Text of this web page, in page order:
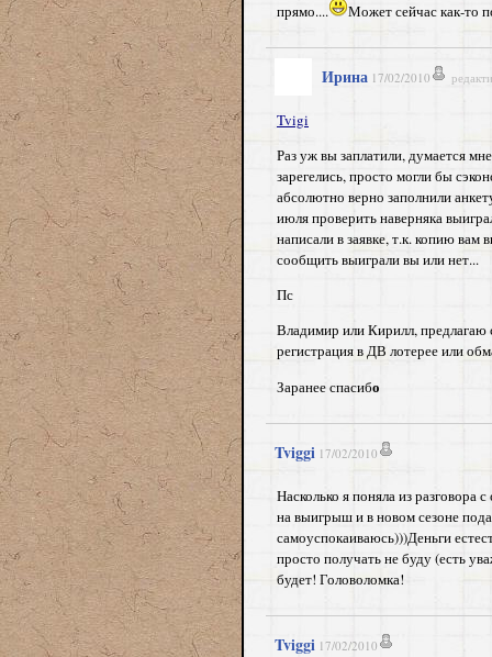
прямо....
Может сейчас как-то
Ирина 17/02/2010
Tvigi
Раз уж вы заплатили, думается
зарегелись, просто могли бы
абсолютно верно заполнили
июля проверить наверняка
написали в заявке, т.к. копию
сообщить выиграли вы или нет...
Пс
Владимир или Кирилл,
регистрация в ДВ лотерее или
Заранее спасибо
Tviggi 17/02/2010
Насколько я поняла из
на выигрыш и в новом сезоне
самоуспокаиваюсь)))Деньги
просто получать не буду (есть
будет! Головоломка!
Tviggi 17/02/2010